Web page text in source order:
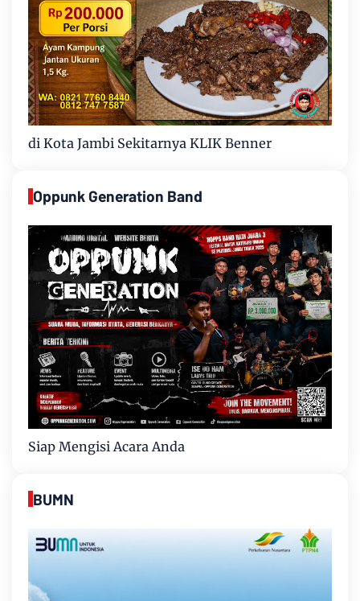
di Kota Jambi Sekitarnya KLIK Benner
Oppunk Generation Band
Siap Mengisi Acara Anda
BUMN